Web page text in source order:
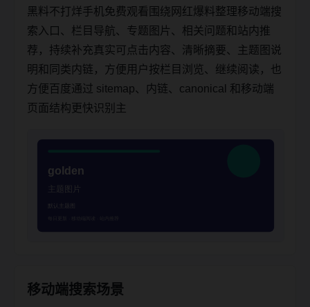
黑料不打烊手机免费观看围绕网红爆料整理移动端搜
索入口、栏目导航、专题图片、相关问题和站内推
荐，持续补充真实可点击内容、清晰摘要、主题图说
明和同类内链，方便用户按栏目浏览、继续阅读，也
方便百度通过 sitemap、内链、canonical 和移动端
页面结构更快识别主
移动端搜索场景